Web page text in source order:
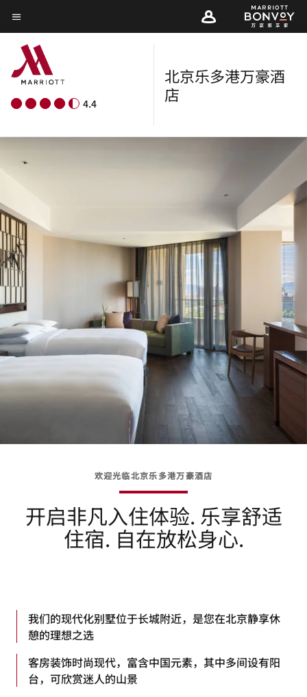
Skip
to
main
content
菜单文本
4.4
北京乐多港万豪酒
店
欢迎光临北京乐多港万豪酒店
开启非凡入住体验. 乐享舒适
住宿. 自在放松身心.
我们的现代化别墅位于长城附近，是您在北京静享休
憩的理想之选
客房装饰时尚现代，富含中国元素，其中多间设有阳
台，可欣赏迷人的山景